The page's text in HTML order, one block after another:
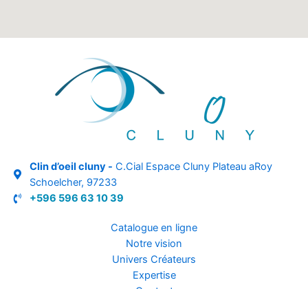
Clin d’oeil cluny - C.Cial Espace Cluny Plateau aRoy
Schoelcher, 97233
+596 596 63 10 39
Catalogue en ligne
Notre vision
Univers Créateurs
Expertise